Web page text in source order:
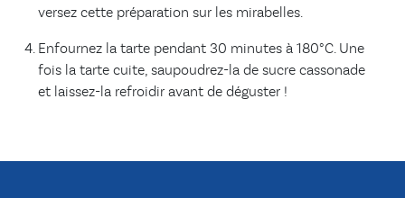
versez cette préparation sur les mirabelles.
Enfournez la tarte pendant 30 minutes à 180°C. Une
fois la tarte cuite, saupoudrez-la de sucre cassonade
et laissez-la refroidir avant de déguster !